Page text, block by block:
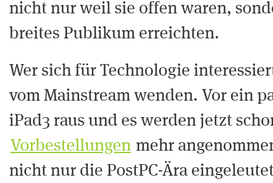
nicht nur weil sie offen waren,
breites Publikum erreichten.
Wer sich für Technologie
vom Mainstream wenden. Vor ein
iPad3 raus und es werden jetzt
Vorbestellungen mehr
nicht nur die PostPC-Ära